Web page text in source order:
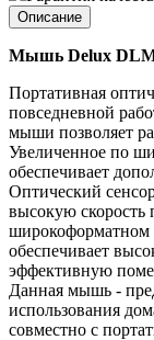
Описание
Мышь Delux
Портативная
повседневной
мыши позволяет
Увеличенное по
обеспечивает
Оптический
высокую скорость
широкоформатном
обеспечивает
эффективную
Данная мышь -
использования
совместно с